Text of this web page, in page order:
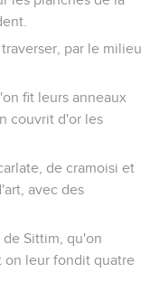
par le milieu
fit leurs anneaux
couvrit d'or les
de cramoisi et
avec des
Sittim, qu'on
on leur fondit quatre